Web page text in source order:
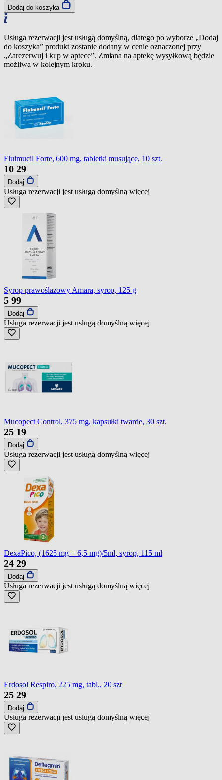
Dodaj do koszyka
Usługa rezerwacji jest usługą domyślną, dlatego po wyborze „Dodaj
do koszyka” produkt zostanie dodany w cenie oznaczonej przy
„Zarezerwuj i kup w aptece”. Zmiana na aptekę wysyłkową będzie
możliwa w kolejnym kroku.
Fluimucil Forte, 600 mg, tabletki musujące, 10 szt.
10 29
Dodaj
Usługa rezerwacji jest usługą domyślną więcej
Syrop prawoślazowy Amara, syrop, 125 g
5 99
Dodaj
Usługa rezerwacji jest usługą domyślną więcej
Mucopect Control, 375 mg, kapsułki twarde, 30 szt.
25 19
Dodaj
Usługa rezerwacji jest usługą domyślną więcej
DexaPico, (1625 mg + 6,5 mg)/5ml, syrop, 115 ml
24 29
Dodaj
Usługa rezerwacji jest usługą domyślną więcej
Erdosol Respiro, 225 mg, tabl., 20 szt
25 29
Dodaj
Usługa rezerwacji jest usługą domyślną więcej